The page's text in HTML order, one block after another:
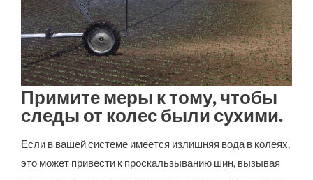
Примите меры к тому, чтобы
следы от колес были сухими.
Если в вашей системе имеется излишняя вода в колеях,
это может привести к проскальзыванию шин, вызывая